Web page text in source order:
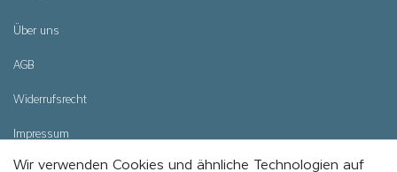
Über uns
AGB
Widerrufsrecht
Impressum
Datenschutz
Wir verwenden Cookies und ähnliche Technologien auf